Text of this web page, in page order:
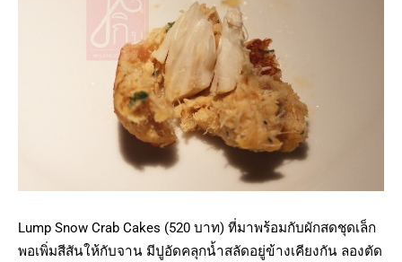
Lump Snow Crab Cakes (520 บาท) ที่มาพร้อมกับผักสดชุดเล็ก
พอเพิ่มสีสันให้กับจาน มีปูอัดคลุกน้ำสลัดอยู่ข้างเคียงกัน ลองตัด